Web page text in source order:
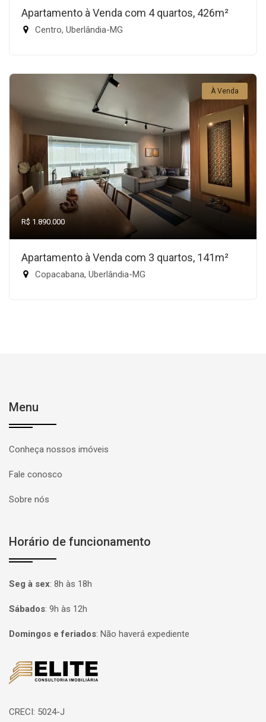
Apartamento à Venda com 4 quartos, 426m²
Centro, Uberlândia-MG
À Venda
R$ 1.890.000
Apartamento à Venda com 3 quartos, 141m²
Copacabana, Uberlândia-MG
Menu
Conheça nossos imóveis
Fale conosco
Sobre nós
Horário de funcionamento
Seg à sex: 8h às 18h
Sábados: 9h às 12h
Domingos e feriados: Não haverá expediente
Página inicial
CRECI: 5024-J